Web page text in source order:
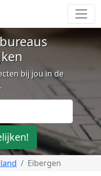
bij jou in de
Eibergen